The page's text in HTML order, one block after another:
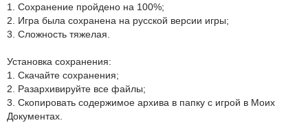
1. Сохранение пройдено на 100%;
2. Игра была сохранена на русской версии игры;
3. Сложность тяжелая.
Установка сохранения:
1. Скачайте сохранения;
2. Разархивируйте все файлы;
3. Скопировать содержимое архива в папку с игрой в Моих
Документах.